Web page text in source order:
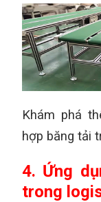
Khám phá
hợp băng tải
4. Ứng
trong